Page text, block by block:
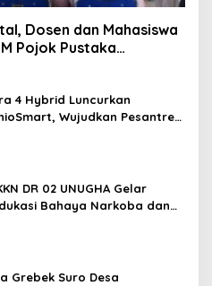
Dosen dan Mahasiswa
Pojok Pustaka
Medsos
4 Hybrid Luncurkan
Wujudkan Pesantren
DR 02 UNUGHA Gelar
Bahaya Narkoba dan
di Masjid Fathurrahman
Grebek Suro Desa